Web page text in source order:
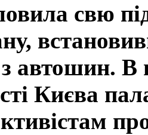
свю
автошин. В
Києва